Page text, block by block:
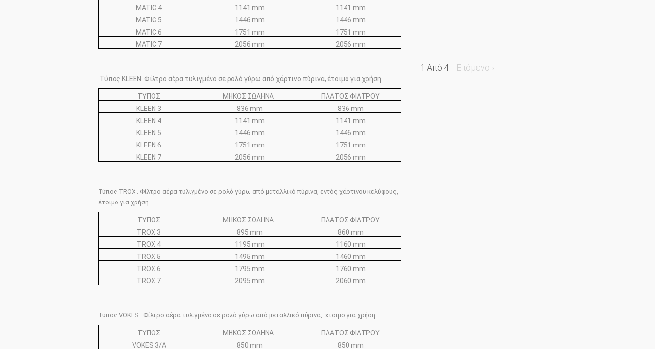
MATIC 4
1141 mm
1141 mm
MATIC 5
1446 mm
1446 mm
MATIC 6
1751 mm
1751 mm
MATIC 7
2056 mm 2056 mm
Τύπος KLEEN. Φίλτρο αέρα τυλιγμένο σε ρολό γύρω από χάρτινο πύρινα, έτοιμο για χρήση.
ΤΥΠΟΣ ΜΗΚΟΣ ΣΩΛΗΝΑ
ΠΛΑΤΟΣ ΦΙΛΤΡΟΥ
KLEEN 3
836 mm
836 mm
KLEEN 4
1141 mm
1141 mm
KLEEN 5
1446 mm
1446 mm
KLEEN 6
1751 mm
1751 mm
KLEEN 7
2056 mm 2056 mm
Τύπος TROX . Φίλτρο αέρα τυλιγμένο σε ρολό γύρω από μεταλλικό πύρινα, εντός χάρτινου κελύφους,
έτοιμο για χρήση.
ΤΥΠΟΣ ΜΗΚΟΣ ΣΩΛΗΝΑ
ΠΛΑΤΟΣ ΦΙΛΤΡΟΥ
TROX 3
895 mm
860 mm
TROX 4
1195 mm
1160 mm
TROX 5
1495 mm
1460 mm
TROX 6
1795 mm
1760 mm
TROX 7
2095 mm 2060 mm
Τύπος VOKES . Φίλτρο αέρα τυλιγμένο σε ρολό γύρω από μεταλλικό πύρινα, έτοιμο για χρήση.
ΤΥΠΟΣ ΜΗΚΟΣ ΣΩΛΗΝΑ
ΠΛΑΤΟΣ ΦΙΛΤΡΟΥ
VOKES 3/A
850 mm
850 mm
1 Από 4 Επόμενο ›